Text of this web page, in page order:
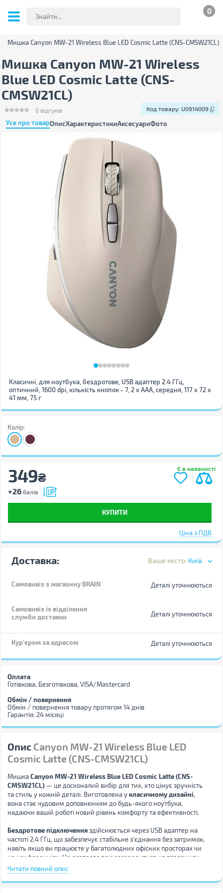
0
Мишка Canyon MW-21 Wireless Blue LED Cosmic Latte (CNS-CMSW21CL)
Мишка Canyon MW-21 Wireless
Blue LED Cosmic Latte (CNS-
CMSW21CL)
Усе про товарОписХарактеристикиАксесуариФото
0відгуків Код товару: U0914009
Класичні, для ноутбука, бездротове, USB адаптер 2.4 ГГц,
оптичний, 1600 dpi, кількість кнопок - 7, 2 х AАA, середня, 117 х 72 х
41 мм, 75 г
Колір:
349₴
+26балів
Є в наявності
КУПИТИ
Ціна з ПДВ
Доставка: Ваше місто: Київ
Самовивіз з магазину BRAIN Деталі уточнюються
Самовивіз із відділення
служби доставки
Деталі уточнюються
Кур'єром за адресою Деталі уточнюються
Оплата
Готівкова, Безготівкова, VISA/Mastercard
Обмін / повернення
Обмін / повернення товару протягом 14 днів
Гарантія: 24 місяці
Опис Canyon MW-21 Wireless Blue LED
Cosmic Latte (CNS-CMSW21CL)
Мишка Canyon MW-21 Wireless Blue LED Cosmic Latte (CNS-
CMSW21CL)— це досконалий вибір для тих, хто цінує зручність
та стиль у кожній деталі. Виготовлена у класичному дизайні,
вона стає чудовим доповненням до будь-якого ноутбука,
надаючи вашій роботі новий рівень комфорту та ефективності.
Бездротове підключенняздійснюється через USB адаптер на
частоті 2.4 ГГц, що забезпечує стабільне з'єднання без затримок,
навіть якщо ви працюєте у багатолюдних офісних просторах чи
на конференціях. Це дозволяє вам зосередитися на завданнях,
не відволікаючись на дрібні технічні негаразди. Вага мишки
складає лише 75 г, що робить її легкою та зручною для
перенесення разом з ноутбуком.
Читати повний опис